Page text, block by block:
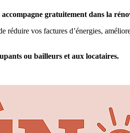
gratuitement dans la
réduire vos factures d’énergies,
ou bailleurs et aux locataires.